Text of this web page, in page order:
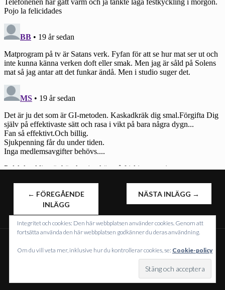
INLÄGGSNAVIGERING
← FÖREGÅENDE
INLÄGG
NÄSTA INLÄGG →
DRIVS MED WORDPRESS
WORDPRESS.COM
Integritet och cookies: Den här webbplatsen använder cookies. Genom att
fortsätta använda den här webbplatsen godkänner du deras användning.
Om du vill veta mer, inklusive hur du kontrollerar cookies, se: Cookie-policy